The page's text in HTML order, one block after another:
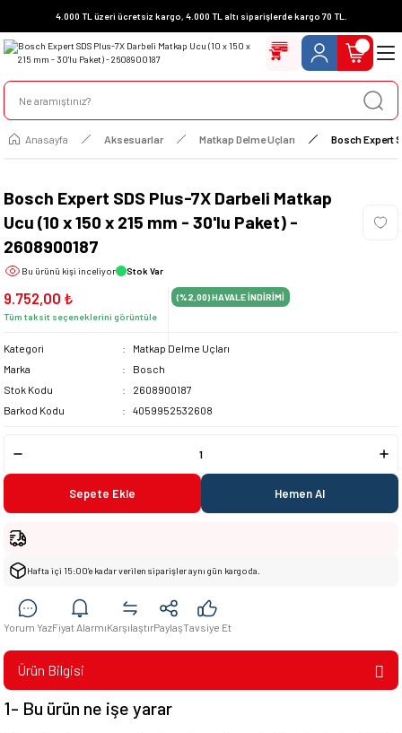
4.000 TL üzeri ücretsiz kargo, 4.000 TL altı siparişlerde kargo 70 TL.
Anasayfa Aksesuarlar Matkap Delme Uçları Bosch Expert
Bosch Expert SDS Plus-7X Darbeli Matkap
Ucu (10 x 150 x 215 mm - 30'lu Paket) -
2608900187
Bu ürünü kişi inceliyor Stok Var
9.752,00 ₺
Tüm taksit seçeneklerini görüntüle
(%2,00)HAVALE İNDİRİMİ
Kategori
Matkap Delme Uçları
Marka
Bosch
Stok Kodu
2608900187
Barkod Kodu
4059952532608
Sepete Ekle Hemen Al
Hafta içi 15:00’e kadar verilen siparişler aynı gün kargoda.
Yorum YazFiyat AlarmıKarşılaştırPaylaşTavsiye Et
Ürün Bilgisi
1- Bu ürün ne işe yarar